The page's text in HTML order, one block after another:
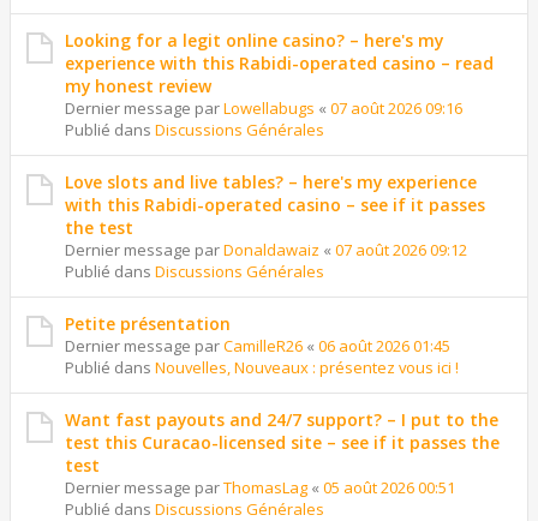
Looking for a legit online casino? – here's my
experience with this Rabidi-operated casino – read
my honest review
Dernier message parLowellabugs « 07 août 2026 09:16
Publié dans Discussions Générales
Love slots and live tables? – here's my experience
with this Rabidi-operated casino – see if it passes
the test
Dernier message parDonaldawaiz « 07 août 2026 09:12
Publié dans Discussions Générales
Petite présentation
Dernier message parCamilleR26 « 06 août 2026 01:45
Publié dans Nouvelles, Nouveaux : présentez vous ici !
Want fast payouts and 24/7 support? – I put to the
test this Curacao-licensed site – see if it passes the
test
Dernier message parThomasLag « 05 août 2026 00:51
Publié dans Discussions Générales